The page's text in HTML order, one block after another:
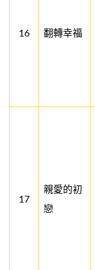
16 翻轉幸福
17
親愛的初
戀